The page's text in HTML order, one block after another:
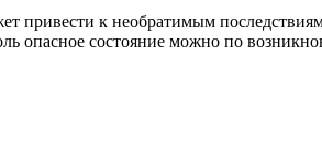
привести к необратимым
опасное состояние можно по